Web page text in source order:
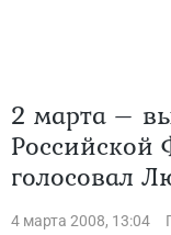
2 марта –
Российской
голосовал
4 марта 2008, 13:04